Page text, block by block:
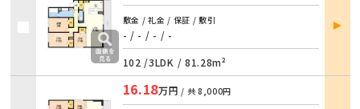
敷金 / 礼金 / 保証 / 敷引
- / - / - / -
102 /3LDK / 81.28m²
部屋
詳細
16.18万円 / 共 8,000円